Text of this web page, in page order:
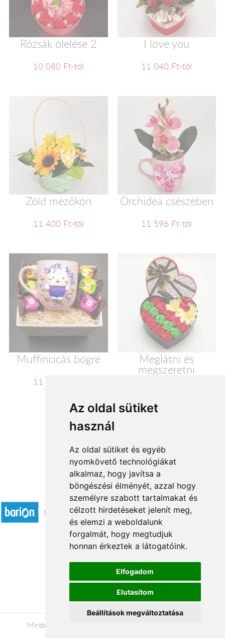
Az oldal sütiket
használ
Az oldal sütiket és egyéb
nyomkövető technológiákat
alkalmaz, hogy javítsa a
böngészési élményét, azzal hogy
személyre szabott tartalmakat és
célzott hirdetéseket jelenít meg,
és elemzi a weboldalunk
forgalmát, hogy megtudjuk
honnan érkeztek a látogatóink.
Elfogadom
Elutasítom
Beállítások megváltoztatása
Rózsák ölelése 2
10 080 Ft-tól
I love you
11 040 Ft-tól
Zöld mezőkön
11 400 Ft-tól
Orchidea csészében
11 596 Ft-tól
Muffincicás bögre
11 600 Ft-tól
Meglátni és
megszeretni
1 2
Elfogadott fizetési módok
Á.SZ.F.
Impresszum
Adatkezelési tájékoztató
Minden jog fenntartva © 2026 |